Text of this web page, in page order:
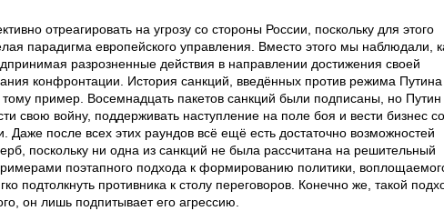
отреагировать на угрозу со стороны России, поскольку для этого
парадигма европейского управления. Вместо этого мы наблюдали,
разрозненные действия в направлении достижения своей
конфронтации. История санкций, введённых против режима Путина
пример. Восемнадцать пакетов санкций были подписаны, но Путин
свою войну, поддерживать наступление на поле боя и вести бизнес со
после всех этих раундов всё ещё есть достаточно возможностей
поскольку ни одна из санкций не была рассчитана на решительный
поэтапного подхода к формированию политики,
подтолкнуть противника к столу переговоров. Конечно же, такой
он лишь подпитывает его агрессию.